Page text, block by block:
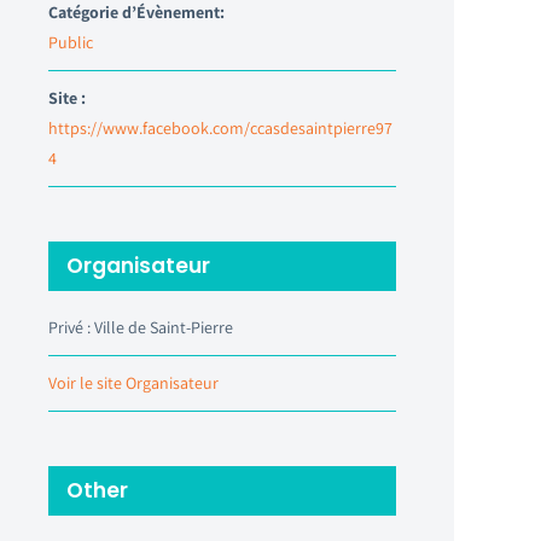
Catégorie d’Évènement:
Public
Site :
https://www.facebook.com/ccasdesaintpierre97
4
Organisateur
Privé : Ville de Saint-Pierre
Voir le site Organisateur
Other